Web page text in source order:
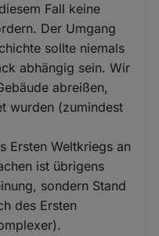
Fall keine
Der Umgang
sollte niemals
abhängig sein. Wir
abreißen,
wurden (zumindest
Ersten Weltkriegs an
ist übrigens
sondern Stand
des Ersten